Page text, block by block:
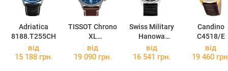
Adriatica
8188.T255CH
TISSOT Chrono
XL
T116.617.36.0
47.00
Swiss Military
Hanowa
Thunderbolt
Chrono
Candino
C4518/E
від
15 188 грн.
від
19 090 грн.
від
16 541 грн.
від
19 460